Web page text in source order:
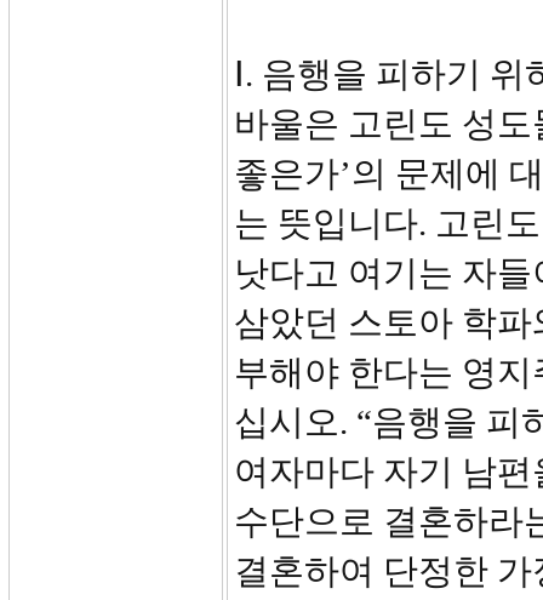
Ⅰ. 음행을 피하기 위
바울은 고린도 성
좋은가’의 문제에
는 뜻입니다. 고린
낫다고 여기는 자
삼았던 스토아 학
부해야 한다는 영
십시오. “음행을 피
여자마다 자기 남
수단으로 결혼하라
결혼하여 단정한